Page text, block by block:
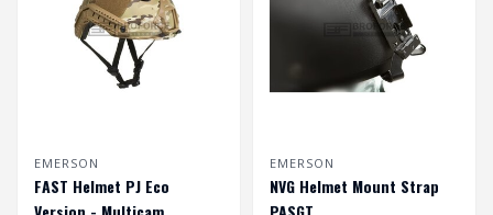
EMERSON
FAST Helmet PJ Eco
EMERSON
NVG Helmet Mount Strap